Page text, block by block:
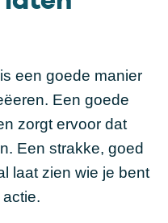
een goede manier
Een goede
zorgt ervoor dat
Een strakke, goed
laat zien wie je bent